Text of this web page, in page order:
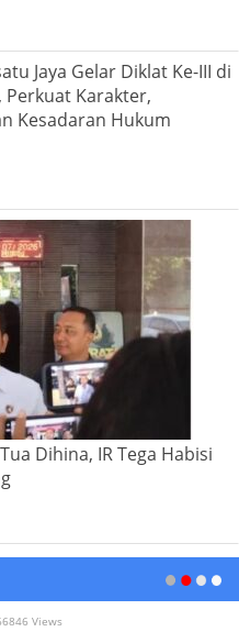
Jaya Gelar Diklat Ke-III di
Perkuat Karakter,
Kesadaran Hukum
Dihina, IR Tega Habisi
Views